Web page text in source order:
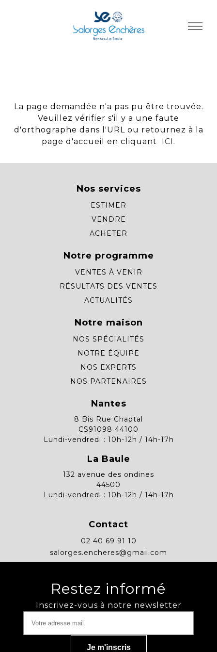
La page demandée n'a pas pu être trouvée.
Veuillez vérifier s'il y a une faute
d'orthographe dans l'URL ou retournez à la
page d'accueil en cliquant
ICI .
Nos services
ESTIMER
VENDRE
ACHETER
Notre programme
VENTES À VENIR
RÉSULTATS DES VENTES
ACTUALITÉS
Notre maison
NOS SPÉCIALITÉS
NOTRE ÉQUIPE
NOS EXPERTS
NOS PARTENAIRES
Nantes
8 Bis Rue Chaptal
CS91098 44100
Lundi-vendredi : 10h-12h / 14h-17h
La Baule
132 avenue des ondines
44500
Lundi-vendredi : 10h-12h / 14h-17h
Contact
02 40 69 91 10
salorges.encheres@gmail.com
Restez informé
Inscrivez-vous à notre newsletter